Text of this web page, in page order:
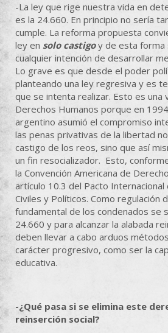
-La ley que rige nuestra vida en
es la 24.660. En principio no sería
cumple. La reforma propuesta
ley en solo castigo y de esta forma
cualquier intención de desarrollar
Lo grave es que desde el poder
planteando una ley regresiva y es
que se intenta realizar. Esto es una
Derechos Humanos porque en
argentino asumió el compromiso
las penas privativas de la libertad
castigo de los reos, sino que así
un fin resocializador. Esto,
la Convención Americana de
artículo 10.3 del Pacto Internacional
Civiles y Políticos. Como regulación
fundamental de los condenados se
24.660 y para alcanzar la alabada
deben llevar a cabo arduos
carácter progresivo, como ser la
educativa.
-¿Qué pasa si se elimina este
reinserción social?